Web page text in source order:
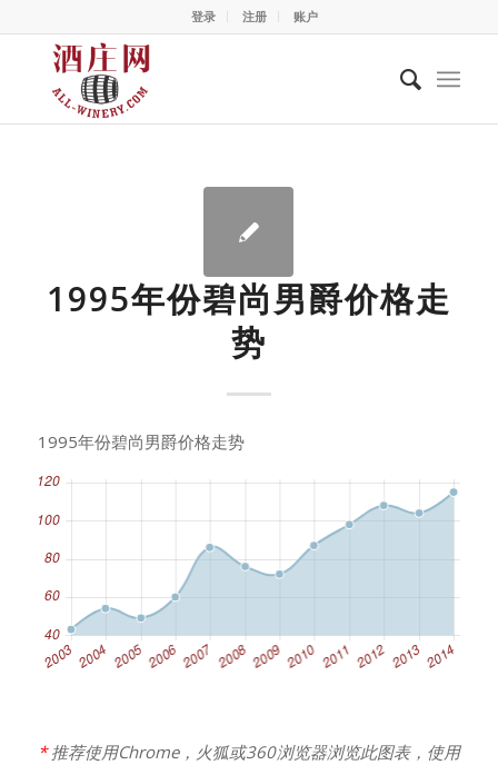
登录 注册 账户
1995年份碧尚男爵价格走
势
1995年份碧尚男爵价格走势
*推荐使用Chrome，火狐或360浏览器浏览此图表，使用